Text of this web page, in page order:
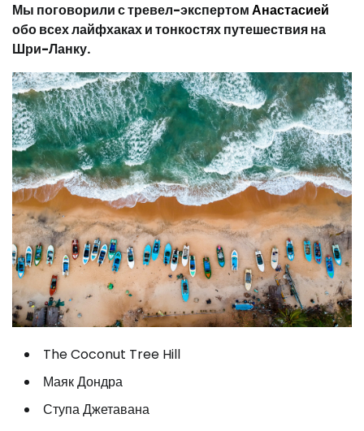
Мы поговорили с тревел-экспертомАнастасией
обо всех лайфхаках и тонкостях путешествия на
Шри-Ланку.
The Coconut Tree Hill
Маяк Дондра
Ступа Джетавана